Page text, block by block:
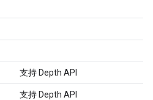
支持 Depth API
支持 Depth API